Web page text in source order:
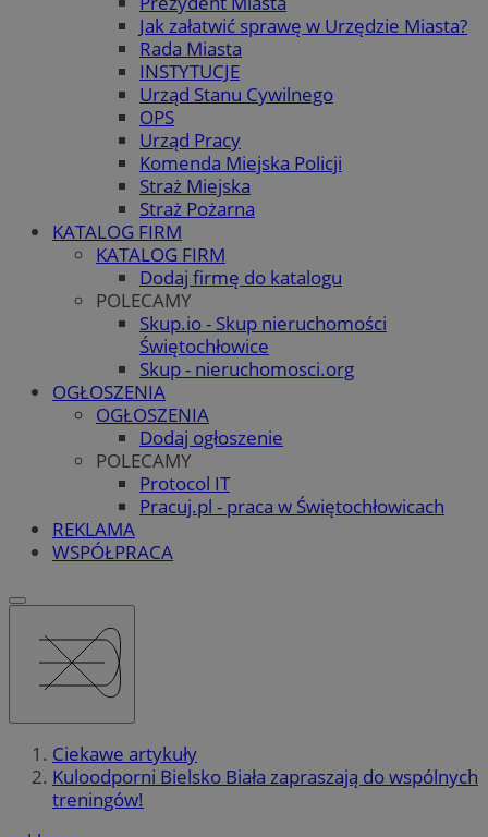
Jak załatwić sprawę w Urzędzie Miasta?
Rada Miasta
INSTYTUCJE
Urząd Stanu Cywilnego
OPS
Urząd Pracy
Komenda Miejska Policji
Straż Miejska
Straż Pożarna
KATALOG FIRM
KATALOG FIRM
Dodaj firmę do katalogu
POLECAMY
Skup.io - Skup nieruchomości
Świętochłowice
Skup - nieruchomosci.org
OGŁOSZENIA
OGŁOSZENIA
Dodaj ogłoszenie
POLECAMY
Protocol IT
Pracuj.pl - praca w Świętochłowicach
REKLAMA
WSPÓŁPRACA
Ciekawe artykuły
Kuloodporni Bielsko Biała zapraszają do wspólnych
treningów!